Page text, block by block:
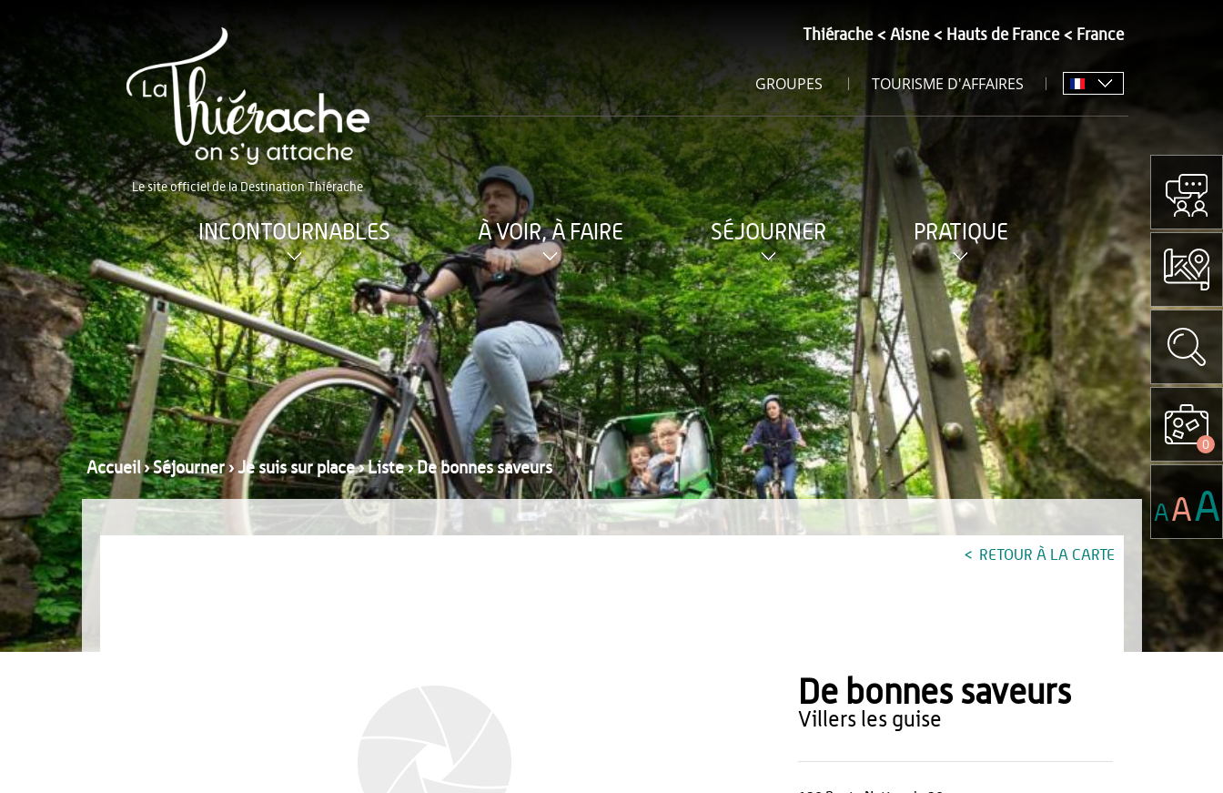
Le site officiel de la Destination Thiérache
Thiérache Aisne Hauts de France France
GROUPES TOURISME D'AFFAIRES
INCONTOURNABLES À VOIR, À FAIRE SÉJOURNER PRATIQUE
Accueil›Séjourner› Je suis sur place›Liste›De bonnes saveurs
RETOUR À LA CARTE
De bonnes saveurs
villers les guise
0
AAA